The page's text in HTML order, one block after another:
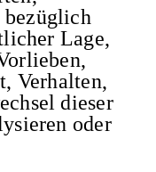
bezüglich
Lage,
Verhalten,
dieser
oder